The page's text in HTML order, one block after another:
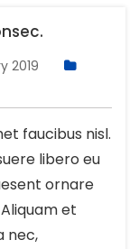
2019
faucibus nisl.
libero eu
ornare
et
nec,